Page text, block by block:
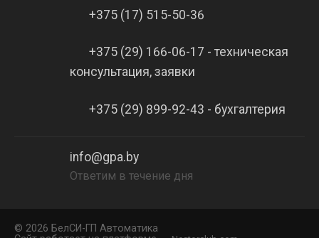
+375 (17) 515-50-36
+375 (29) 166-06-17 - техническая
консультация, заявки
+375 (29) 899-92-43 - бухгалтерия
info@gpa.by
Ответим в течение дня
© 2026 БелCИ-ГП Автоматика